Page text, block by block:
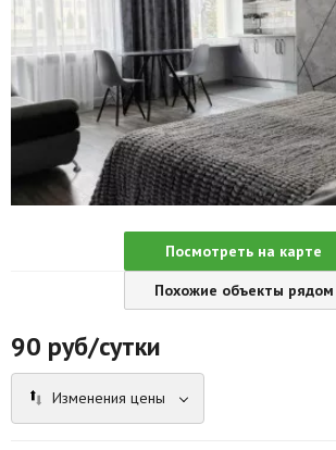
Аренда коммерческой недвижимости
Другие разделы
Новости
Агентства
Ремонт квартир
Грузовое такси
Способы оплаты
Посмотреть на карте
Похожие объекты рядом
90 руб/сутки
Изменения цены